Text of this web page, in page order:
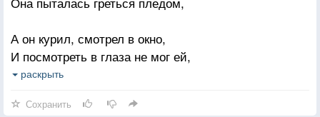
Умевших когда — то каяться и сжигать
Мы станем мудрее и может быть, веком старше,
Поймем, что когда — то нам было, кого терять.
А он курил, смотрел в окно,
И посмотреть в глаза не мог ей,
Когда-то женщине родной,
раскрыть
Сохранить